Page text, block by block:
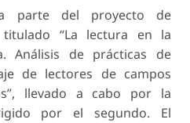
parte del proyecto de
titulado “La lectura en la
Análisis de prácticas de
de lectores de campos
llevado a cabo por la
por el segundo. El